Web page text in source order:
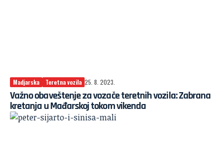
Madjarska Teretna vozila 25. 8. 2023.
Važno obaveštenje za vozače teretnih vozila: Zabrana
kretanja u Mađarskoj tokom vikenda